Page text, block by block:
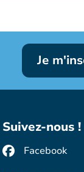
Je
Suivez-nous !
Facebook